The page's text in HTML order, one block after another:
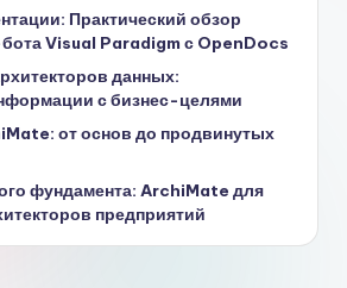
Практический обзор
Visual Paradigm с OpenDocs
данных:
с бизнес-целями
от основ до продвинутых
фундамента: ArchiMate для
предприятий